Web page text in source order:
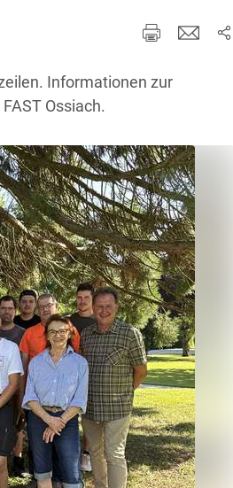
to main content
Informationen zur
Ossiach.